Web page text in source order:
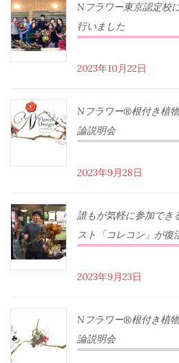
Nフラワー東京認定校
行いました
2023年10月22日
Nフラワー®根付き植
論説明会
2023年9月28日
誰もが気軽に参加でき
スト「コレコン」が復
2023年9月23日
Nフラワー®根付き植
論説明会